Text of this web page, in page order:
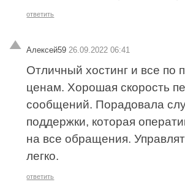
ответить
Алексей59 26.09.2022 06:41
Отличный хостинг и все по
ценам. Хорошая скорость
сообщений. Порадовала
поддержки, которая
на все обращения.
легко.
ответить